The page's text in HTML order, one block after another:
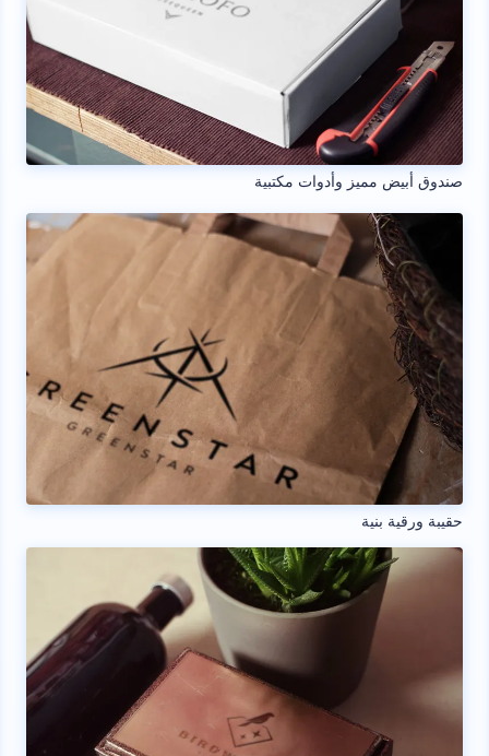
صندوق أبيض مميز وأدوات مكتبية
حقيبة ورقية بنية